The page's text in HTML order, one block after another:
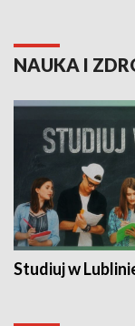
NAUKA I
Studiuj w